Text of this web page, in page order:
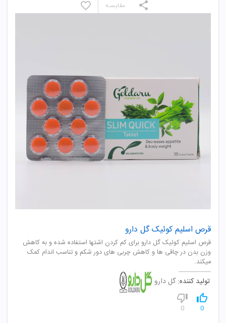
قرص اسلیم کوئیک گل دارو
قرص اسليم کوئيک گل دارو برای کم کردن اشتها استفاده شده و به کاهش
وزن بدن در چاقی ها و کاهش چربی های دور شکم و تناسب اندام کمک
ميکند.
تولید کننده: گل دارو
0
0
مقایسـه